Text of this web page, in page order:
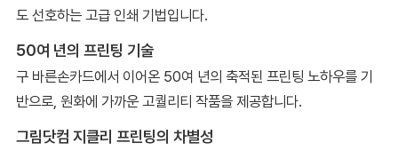
도 선호하는 고급 인쇄 기법입니다.
50여 년의 프린팅 기술
구 바른손카드에서 이어온 50여 년의 축적된 프린팅 노하우를 기
반으로, 원화에 가까운 고퀄리티 작품을 제공합니다.
그림닷컴 지클리 프린팅의 차별성